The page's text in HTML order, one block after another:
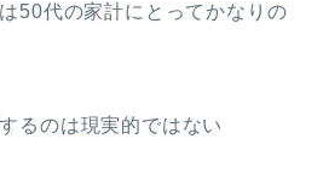
50代の家計にとってかなりの
るのは現実的ではない